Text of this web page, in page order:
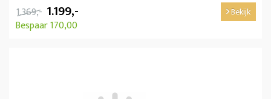
1.369,- 1.199,-
Bespaar 170,00
Bekijk